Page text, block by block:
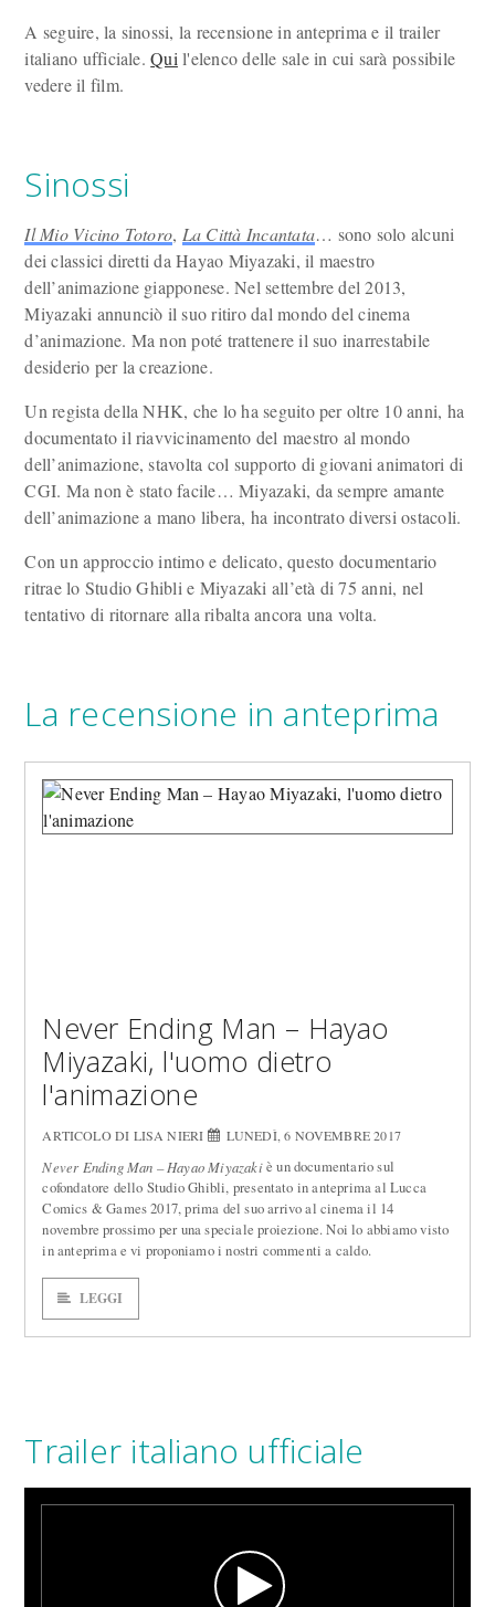
A seguire, la sinossi, la recensione in anteprima e il trailer
italiano ufficiale.Qui l'elenco delle sale in cui sarà possibile
vedere il film.
Sinossi
Il Mio Vicino Totoro, La Città Incantata… sono solo alcuni
dei classici diretti da Hayao Miyazaki, il maestro
dell’animazione giapponese. Nel settembre del 2013,
Miyazaki annunciò il suo ritiro dal mondo del cinema
d’animazione. Ma non poté trattenere il suo inarrestabile
desiderio per la creazione.
Un regista della NHK, che lo ha seguito per oltre 10 anni, ha
documentato il riavvicinamento del maestro al mondo
dell’animazione, stavolta col supporto di giovani animatori di
CGI. Ma non è stato facile… Miyazaki, da sempre amante
dell’animazione a mano libera, ha incontrato diversi ostacoli.
Con un approccio intimo e delicato, questo documentario
ritrae lo Studio Ghibli e Miyazaki all’età di 75 anni, nel
tentativo di ritornare alla ribalta ancora una volta.
La recensione in anteprima
Never Ending Man – Hayao
Miyazaki, l'uomo dietro
l'animazione
ARTICOLO DI LISA NIERI LUNEDÌ, 6 NOVEMBRE 2017
Never Ending Man – Hayao Miyazakiè un documentario sul
cofondatore dello Studio Ghibli, presentato in anteprima al Lucca
Comics & Games 2017, prima del suo arrivo al cinema il 14
novembre prossimo per una speciale proiezione. Noi lo abbiamo visto
in anteprima e vi proponiamo i nostri commenti a caldo.
LEGGI
Trailer italiano ufficiale